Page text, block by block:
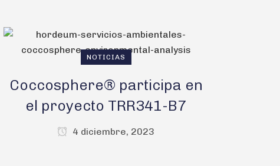
NOTICIAS
Coccosphere® participa en
el proyecto TRR341-B7
4 diciembre, 2023